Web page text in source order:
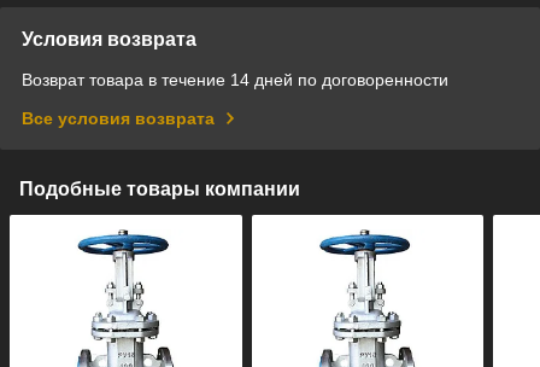
Условия возврата
Возврат товара в течение 14 дней по договоренности
Все условия возврата
Подобные товары компании